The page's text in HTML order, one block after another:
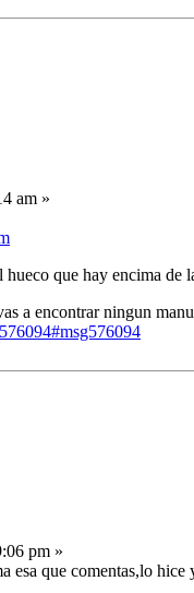
am »
que hay encima
a encontrar ningun
pm »
esa que comentas,lo